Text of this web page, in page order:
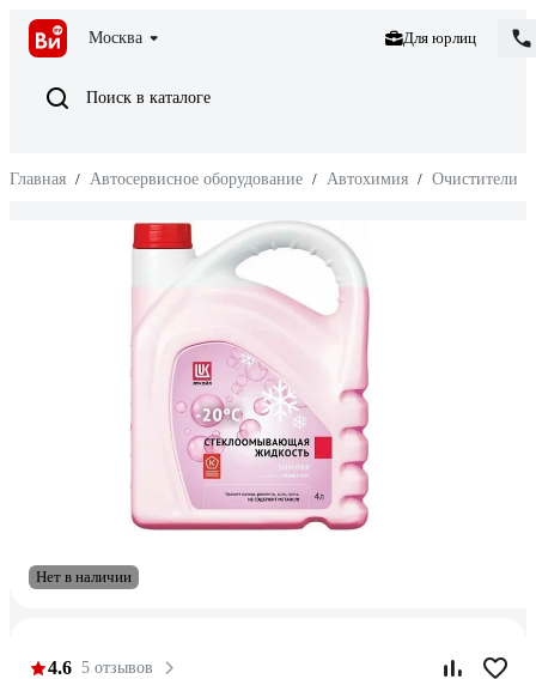
Москва Для юрлиц
Поиск в каталоге
Главная / Автосервисное оборудование / Автохимия / Очистители
Нет в наличии
4.6 5 отзывов